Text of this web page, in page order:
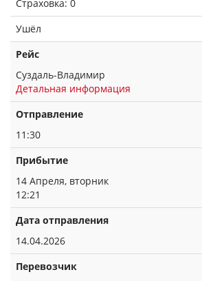
Страховка: 0
Ушёл
Рейс
Суздаль-Владимир
Детальная информация
Отправление
11:30
Прибытие
14 Апреля, вторник
12:21
Дата отправления
14.04.2026
Перевозчик